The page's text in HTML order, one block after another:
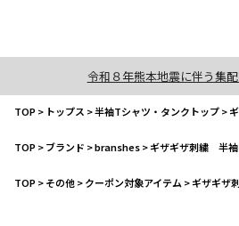
令和８年熊本地震に伴う集
TOP> トップス >半袖Tシャツ・タンクトップ>
TOP>ブランド >branshes>ギザギザ刺繍 半
TOP>その他>クーポン対象アイテム >ギザギザ